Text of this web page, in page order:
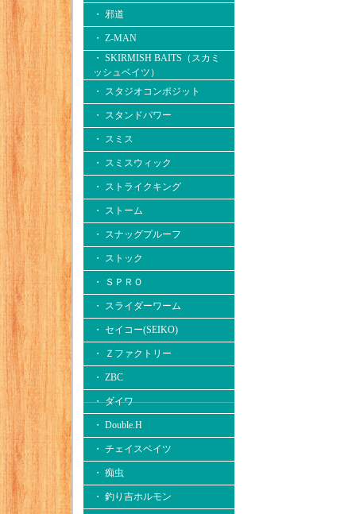
・ 邪道
・ Z-MAN
・ SKIRMISH BAITS（スカミ
ッシュベイツ）
・ スタジオコンポジット
・ スタンドパワー
・ スミス
・ スミスウィック
・ ストライクキング
・ ストーム
・ スナッグプルーフ
・ ストック
・ ＳＰＲＯ
・ スライダーワーム
・ セイコー(SEIKO)
・ Ｚファクトリー
・ ZBC
・ ダイワ
・ Double.H
・ チェイスベイツ
・ 痴虫
・ 釣り吉ホルモン